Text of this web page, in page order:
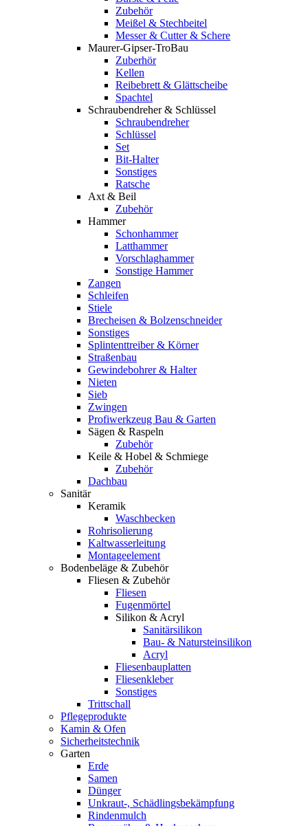
Zubehör
Meißel & Stechbeitel
Messer & Cutter & Schere
Maurer-Gipser-TroBau
Zuberhör
Kellen
Reibebrett & Glättscheibe
Spachtel
Schraubendreher & Schlüssel
Schraubendreher
Schlüssel
Set
Bit-Halter
Sonstiges
Ratsche
Axt & Beil
Zubehör
Hammer
Schonhammer
Latthammer
Vorschlaghammer
Sonstige Hammer
Zangen
Schleifen
Stiele
Brecheisen & Bolzenschneider
Sonstiges
Splintenttreiber & Körner
Straßenbau
Gewindebohrer & Halter
Nieten
Sieb
Zwingen
Profiwerkzeug Bau & Garten
Sägen & Raspeln
Zubehör
Keile & Hobel & Schmiege
Zubehör
Dachbau
Sanitär
Keramik
Waschbecken
Rohrisolierung
Kaltwasserleitung
Montageelement
Bodenbeläge & Zubehör
Fliesen & Zubehör
Fliesen
Fugenmörtel
Silikon & Acryl
Sanitärsilikon
Bau- & Natursteinsilikon
Acryl
Fliesenbauplatten
Fliesenkleber
Sonstiges
Trittschall
Pflegeprodukte
Kamin & Ofen
Sicherheitstechnik
Garten
Erde
Samen
Dünger
Unkraut-, Schädlingsbekämpfung
Rindenmulch